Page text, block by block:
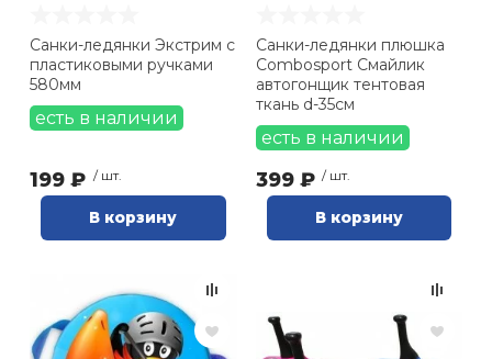
Санки-ледянки Экстрим с
пластиковыми ручками
580мм
есть в наличии
199 ₽ / шт.
В корзину
Санки-ледянки плюшка
Combosport Смайлик
автогонщик тентовая
ткань d-35см
есть в наличии
399 ₽ / шт.
В корзину